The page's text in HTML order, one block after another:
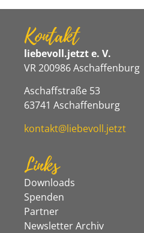
Kontakt
liebevoll.jetzt e. V.
VR 200986 Aschaffenburg
Aschaffstraße 53
63741 Aschaffenburg
kontakt@liebevoll.jetzt
Links
Downloads
Spenden
Partner
Newsletter Archiv